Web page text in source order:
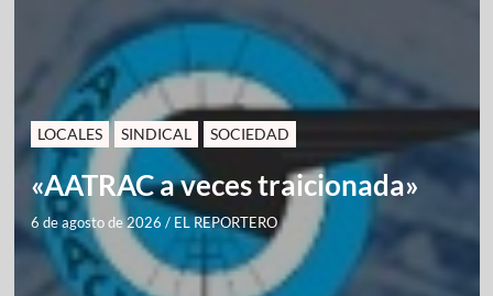
LOCALES SINDICAL SOCIEDAD
«AATRAC a veces traicionada»
6 de agosto de 2026 / EL REPORTERO